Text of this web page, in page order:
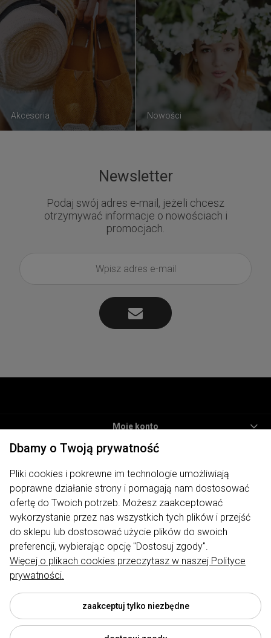
Akcesoria Nowości
Newsletter
Podaj swój adres e-mail, jeżeli chcesz
otrzymywać informacje o nowościach i
promocjach.
Moje konto
Informacje
Płatności i dostawa
O nas
ODWIEDŹ NAS
Sklep internetowy My Lauren | ul. Traugutta 7, 62-400 Słupca |
biuro@mylauren.pl|730 004 449| NIP: 6671715479 | REGON:
300974891
Dbamy o Twoją prywatność
Pliki cookies i pokrewne im technologie umożliwiają
poprawne działanie strony i pomagają nam dostosować
ofertę do Twoich potrzeb. Możesz zaakceptować
wykorzystanie przez nas wszystkich tych plików i przejść
do sklepu lub dostosować użycie plików do swoich
preferencji, wybierając opcję "Dostosuj zgody".
Więcej o plikach cookies przeczytasz w naszej Polityce
prywatności.
zaakceptuj tylko niezbędne